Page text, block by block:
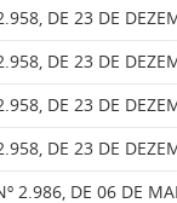
DE 23 DE
DE 23 DE
DE 23 DE
DE 23 DE
2.986, DE 06 DE